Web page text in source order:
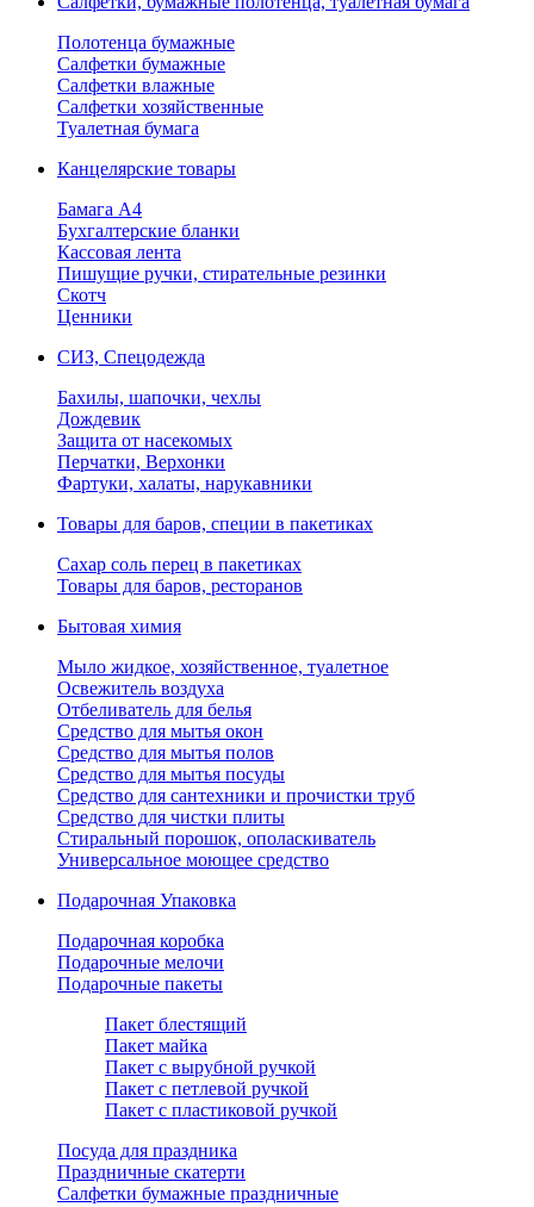
Полотенца бумажные
Салфетки бумажные
Салфетки влажные
Салфетки хозяйственные
Туалетная бумага
Канцелярские товары
Бамага А4
Бухгалтерские бланки
Кассовая лента
Пишущие ручки, стирательные резинки
Скотч
Ценники
СИЗ, Спецодежда
Бахилы, шапочки, чехлы
Дождевик
Защита от насекомых
Перчатки, Верхонки
Фартуки, халаты, нарукавники
Товары для баров, специи в пакетиках
Сахар соль перец в пакетиках
Товары для баров, ресторанов
Бытовая химия
Мыло жидкое, хозяйственное, туалетное
Освежитель воздуха
Отбеливатель для белья
Средство для мытья окон
Средство для мытья полов
Средство для мытья посуды
Средство для сантехники и прочистки труб
Средство для чистки плиты
Стиральный порошок, ополаскиватель
Универсальное моющее средство
Подарочная Упаковка
Подарочная коробка
Подарочные мелочи
Подарочные пакеты
Пакет блестящий
Пакет майка
Пакет с вырубной ручкой
Пакет с петлевой ручкой
Пакет с пластиковой ручкой
Посуда для праздника
Праздничные скатерти
Салфетки бумажные праздничные